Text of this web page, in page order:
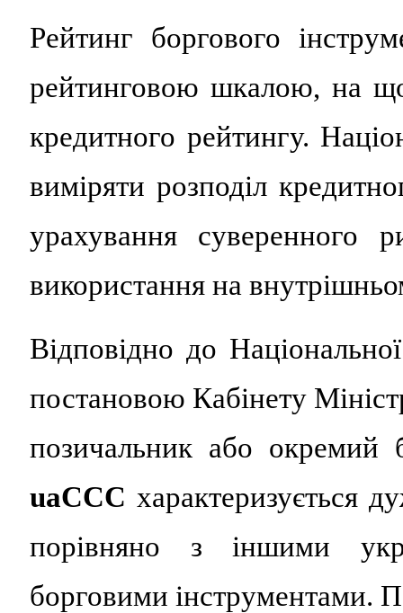
Рейтинг боргового
рейтинговою шкалою, на
кредитного рейтингу.
виміряти розподіл
урахування суверенного
використання на
Відповідно до
постановою Кабінету
позичальник або окремий
uaCСC характеризується
порівняно з іншими
борговими інструментами.